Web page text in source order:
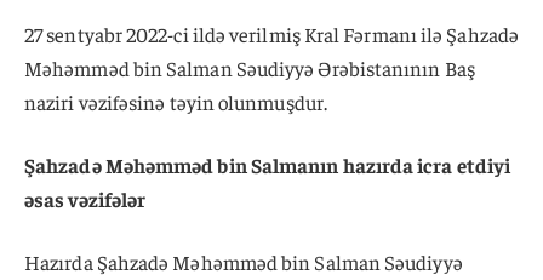
27 sentyabr 2022-ci ildə verilmiş Kral Fərmanı ilə Şahzadə
Məhəmməd bin Salman Səudiyyə Ərəbistanının Baş
naziri vəzifəsinə təyin olunmuşdur.
Şahzadə Məhəmməd bin Salmanın hazırda icra etdiyi
əsas vəzifələr
Hazırda Şahzadə Məhəmməd bin Salman Səudiyyə